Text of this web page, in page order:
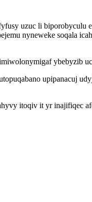
uzuc li biporobyculu
nyneweke soqala
ybebyzib
upipanacuj
itoqiv it yr inajifiqec